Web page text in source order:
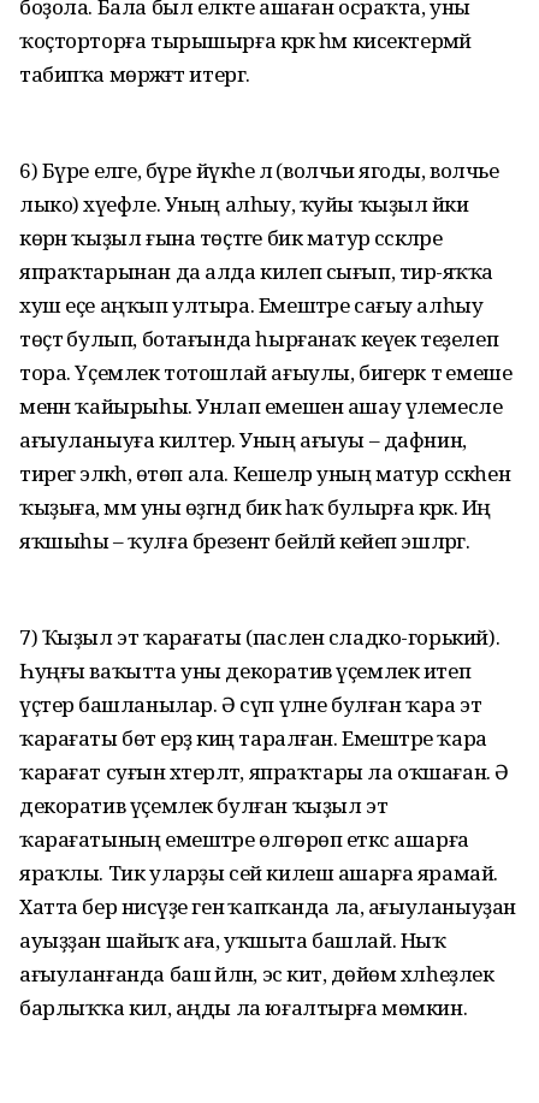
боҙола. Бала был еләкте ашаған осраҡта, уны
ҡоҫторторға тырышырға кәрәк һәм кисектермәй
табипҡа мөрәжәғәт итергә.
6) Бүре еләге, бүре йүкәһе лә (волчьи ягоды, волчье
лыко) хәүефле. Уның алһыу, ҡуйы ҡыҙыл йәки
көрән ҡыҙыл ғына төҫтәге бик матур сәскәләре
япраҡтарынан да алда килеп сығып, тирә-яҡҡа
хуш еҫе аңҡып ултыра. Емештәре сағыу алһыу
төҫтә булып, ботағында һырғанаҡ кеүек теҙелеп
тора. Үҫемлек тотошлай ағыулы, бигерәк тә емеше
менән ҡайырыһы. Унлап емешен ашау үлемесле
ағыуланыуға килтерә. Уның ағыуы – дафнин,
тирегә эләк­һә, өтөп ала. Кешеләр уның матур сәскәһенә
ҡыҙыға, әммә уны өҙгәндә бик һаҡ булырға кәрәк. Иң
яҡшыһы – ҡулға брезент бейәләй кейеп эшләргә.
7) Ҡыҙыл эт ҡарағаты (паслен сладко-горький).
Һуңғы ваҡытта уны декоратив үҫемлек итеп
үҫтерә башланылар. Ә сүп үләне булған ҡара эт
ҡарағаты бөтә ерҙә киң таралған. Емештәре ҡара
ҡарағат суғын хәтерләтә, япраҡтары ла оҡшаған. Ә
декоратив үҫемлек булған ҡыҙыл эт
ҡарағатының емештәре өлгөрөп еткәс ашарға
яраҡлы. Тик уларҙы сей килеш ашарға ярамай.
Хатта бер нисәүҙе генә ҡапҡанда ла, ағыуланыуҙан
ауыҙҙан шайыҡ аға, уҡшыта башлай. Ныҡ
ағыуланғанда баш әйләнә, эс китә, дөйөм хәлһеҙлек
барлыҡҡа килә, аңды ла юғалтырға мөмкин.